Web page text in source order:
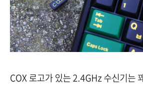
COX 로고가 있는 2.4GHz 수신기는